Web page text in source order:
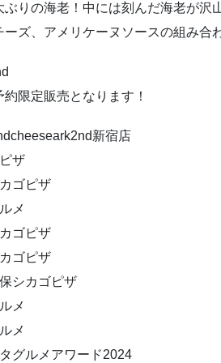
ぶりの海老！中には刻んだ海老が沢
ーズ、アメリケーヌソースの組み合
約限定販売となります！
新宿店
ザ
ゴピザ
メ
ゴピザ
ゴピザ
シカゴピザ
メ
メ
グルメアワード2024